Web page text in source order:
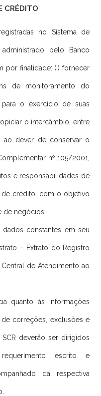
CRÉDITO
no Sistema de
pelo Banco
por finalidade: (i) fornecer
de monitoramento do
o exercício de suas
o intercâmbio, entre
ao dever de conservar o
nº 105/2001,
e responsabilidades de
crédito, com o objetivo
de negócios.
constantes em seu
– Extrato do Registro
de Atendimento ao
quanto às informações
correções, exclusões e
deverão ser dirigidos
escrito e
da respectiva